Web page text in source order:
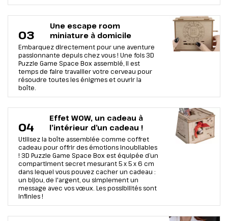
03
Une escape room
miniature à domicile
Embarquez directement pour une aventure
passionnante depuis chez vous ! Une fois 3D
Puzzle Game Space Box assemblé, il est
temps de faire travailler votre cerveau pour
résoudre toutes les énigmes et ouvrir la
boîte.
04
Effet WOW, un cadeau à
l’intérieur d’un cadeau !
Utilisez la boîte assemblée comme coffret
cadeau pour offrir des émotions inoubliables
! 3D Puzzle Game Space Box est équipée d’un
compartiment secret mesurant 5 х 5 х 6 cm
dans lequel vous pouvez cacher un cadeau :
un bijou, de l'argent, ou simplement un
message avec vos vœux. Les possibilités sont
infinies !